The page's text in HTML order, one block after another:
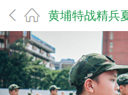
黄埔特战精兵